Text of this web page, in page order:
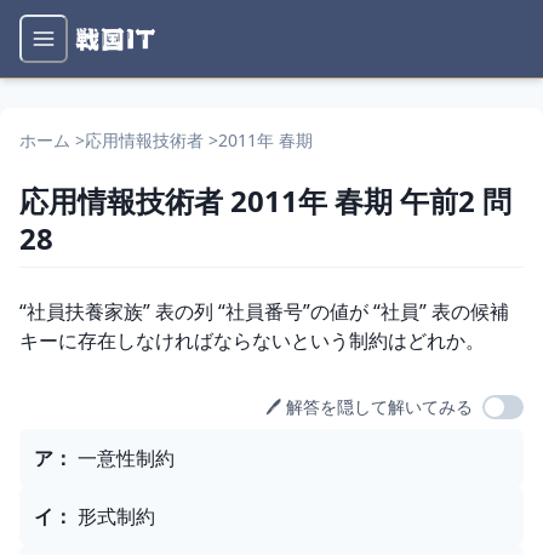
ホーム >応用情報技術者 >2011年 春期
応用情報技術者 2011年 春期午前2 問
28
問題文
“社員扶養家族” 表の列 “社員番号”の値が “社員” 表の候補
キーに存在しなければならないという制約はどれか。
🖊️ 解答を隠して解いてみる
選択肢
ア ： 一意性制約
イ ： 形式制約